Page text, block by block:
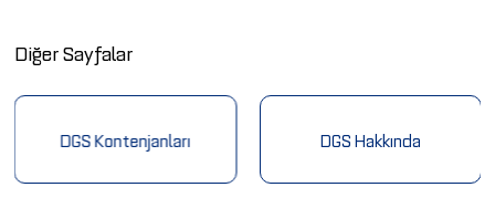
Diğer Sayfalar
DGS Kontenjanları DGS Hakkında